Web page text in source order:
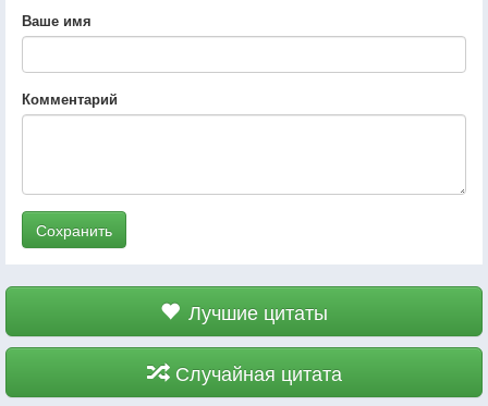
Ваше имя
Комментарий
Сохранить
Лучшие цитаты
Случайная цитата